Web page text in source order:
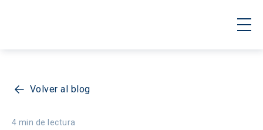
Volver al blog
4 min de lectura